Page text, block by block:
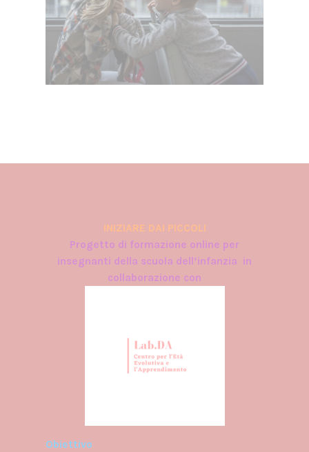
INIZIARE DAI PICCOLI
Progetto di formazione online per
insegnanti della scuola dell’infanzia in
collaborazione con
Obiettivo